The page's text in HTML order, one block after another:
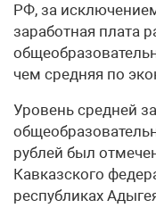
РФ, за
заработная плата
чем средняя по
Уровень средней
рублей был
Кавказского
республиках